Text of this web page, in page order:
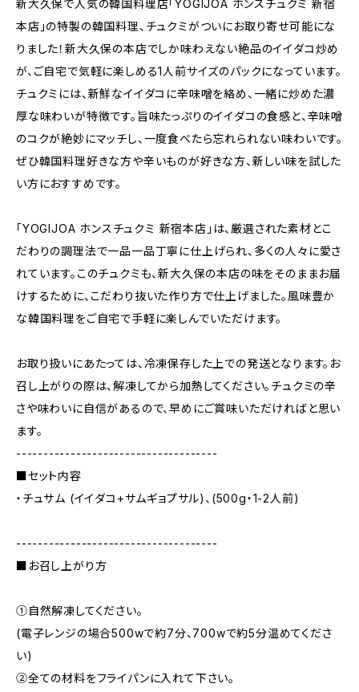
新大久保で人気の韓国料理店「YOGIJOA ホンスチュクミ 新宿
本店」の特製の韓国料理、チュクミがついにお取り寄せ可能にな
りました！新大久保の本店でしか味わえない絶品のイイダコ炒め
が、ご自宅で気軽に楽しめる1人前サイズのパックになっています。
チュクミには、新鮮なイイダコに辛味噌を絡め、一緒に炒めた濃
厚な味わいが特徴です。旨味たっぷりのイイダコの食感と、辛味噌
のコクが絶妙にマッチし、一度食べたら忘れられない味わいです。
ぜひ韓国料理好きな方や辛いものが好きな方、新しい味を試した
い方におすすめです。
「YOGIJOA ホンスチュクミ 新宿本店」は、厳選された素材とこ
だわりの調理法で一品一品丁寧に仕上げられ、多くの人々に愛さ
れています。このチュクミも、新大久保の本店の味をそのままお届
けするために、こだわり抜いた作り方で仕上げました。風味豊か
な韓国料理をご自宅で手軽に楽しんでいただけます。
お取り扱いにあたっては、冷凍保存した上での発送となります。お
召し上がりの際は、解凍してから加熱してください。チュクミの辛
さや味わいに自信があるので、早めにご賞味いただければと思い
ます。
-------------------------------------
■セット内容
・チュサム (イイダコ+サムギョプサル)、(500g・1-2人前)
-------------------------------------
■お召し上がり方
①自然解凍してください。
(電子レンジの場合500wで約7分、700wで約5分温めてくださ
い)
②全ての材料をフライパンに入れて下さい。